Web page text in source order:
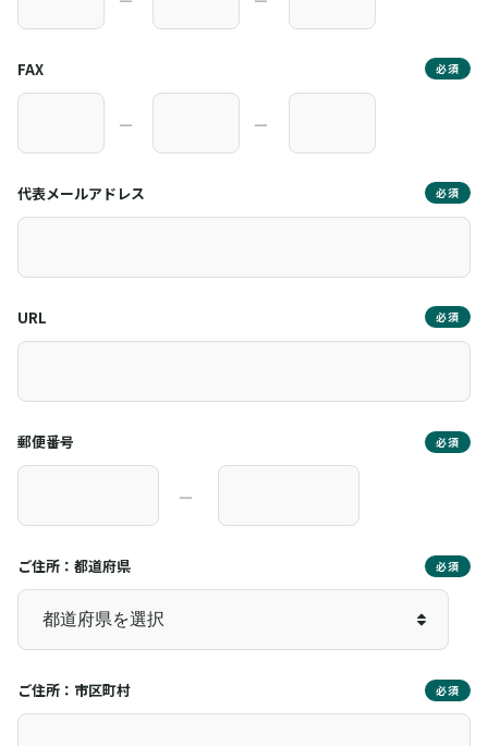
FAX 必須
― ―
代表メールアドレス 必須
URL 必須
郵便番号 必須
―
ご住所：都道府県 必須
ご住所：市区町村 必須